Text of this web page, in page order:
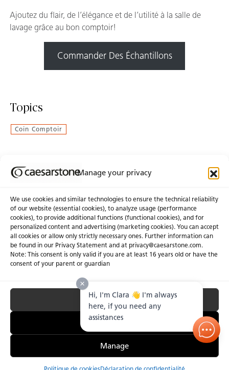
Manage your privacy
We use cookies and similar technologies to ensure the technical reliability
of our website (essential cookies), to analyze usage (performance
cookies), to provide additional functions (functional cookies), and for
personalized content and advertising (marketing cookies). You can accept
all cookies or allow only strictly necessary ones. Further information can
be found in our Privacy Statement and at privacy@caesarstone.com.
Note: This consent is only valid if you are at least 16 years old or have the
consent of your parent or guardian
Accept All
Essential Only
Manage
Ajoutez du flair, de l’élégance et de l’utilité à la salle de
lavage grâce au bon comptoir!
Commander Des Échantillons
Topics
Coin Comptoir
Abonnez-Vous À Notre Infolettre
Obtenir une soumission
À propos de nous Certifications
Communiqués Carrières
Investisseurs
Gérer les Témoins Conditions Générales de Vente
Lutte Contre le Travail Forcé et le Travail des Enfants.
Hi, I'm Clara 👋 I'm always
here, if you need any
assistances